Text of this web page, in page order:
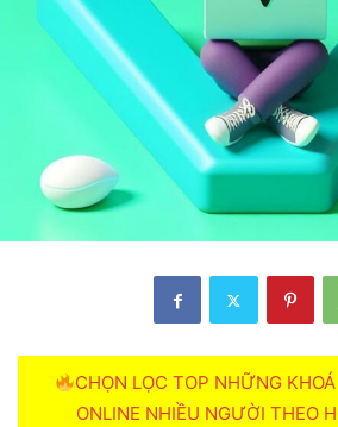
CHỌN LỌC TOP NHỮNG
ONLINE NHIỀU NGƯỜI THEO